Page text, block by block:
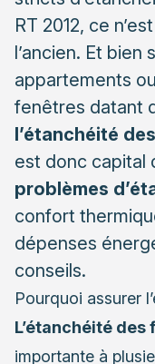
RT 2012, ce
l’ancien. Et bien
appartements
fenêtres datant
l’étanchéité
est donc capital
problèmes
confort
dépenses
conseils.
Pourquoi assurer
L’étanchéité des
importante à